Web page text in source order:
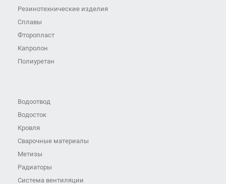
Резинотехнические изделия
Сплавы
Фторопласт
Капролон
Полиуретан
Водоотвод
Водосток
Кровля
Сварочные материалы
Метизы
Радиаторы
Система вентиляции